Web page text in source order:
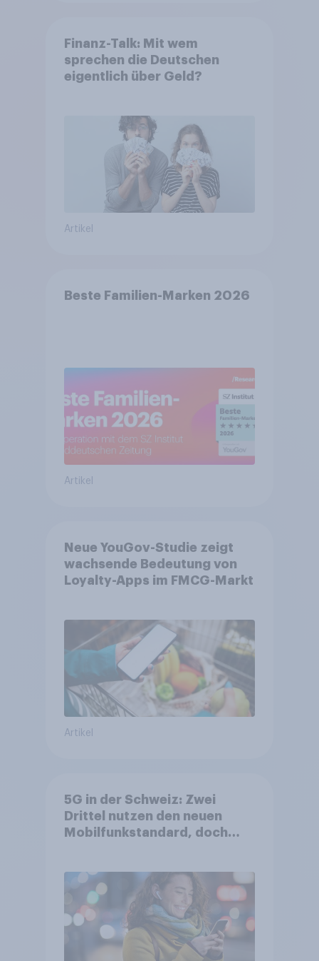
Finanz-Talk: Mit wem
sprechen die Deutschen
eigentlich über Geld?
Artikel
Beste Familien-Marken 2026
Artikel
Neue YouGov-Studie zeigt
wachsende Bedeutung von
Loyalty-Apps im FMCG-Markt
Artikel
5G in der Schweiz: Zwei
Drittel nutzen den neuen
Mobilfunkstandard, doch